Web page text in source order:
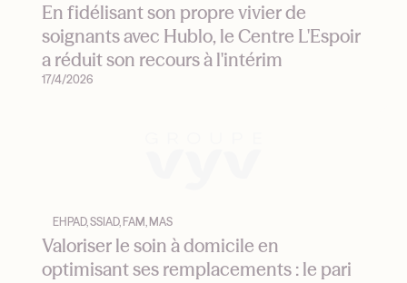
En fidélisant son propre vivier de
soignants avec Hublo, le Centre L'Espoir
a réduit son recours à l'intérim
17/4/2026
EHPAD, SSIAD, FAM, MAS
Valoriser le soin à domicile en
optimisant ses remplacements : le pari